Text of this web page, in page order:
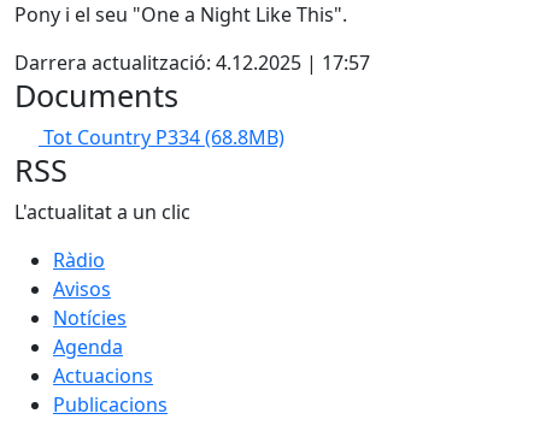
Pony i el seu "One a Night Like This".
Darrera actualització: 4.12.2025 | 17:57
Documents
Tot Country P334(68.8MB)
RSS
L'actualitat a un clic
Ràdio
Avisos
Notícies
Agenda
Actuacions
Publicacions